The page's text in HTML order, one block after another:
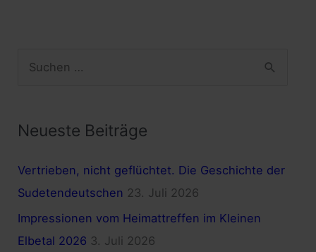
h
n
n
a
c
Neueste Beiträge
Vertrieben, nicht geflüchtet. Die Geschichte der
Sudetendeutschen 23. Juli 2026
Impressionen vom Heimattreffen im Kleinen
Elbetal 2026 3. Juli 2026